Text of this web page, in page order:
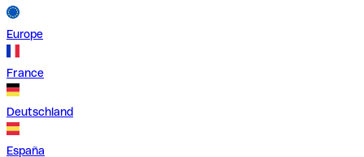
Europe
France
Deutschland
España